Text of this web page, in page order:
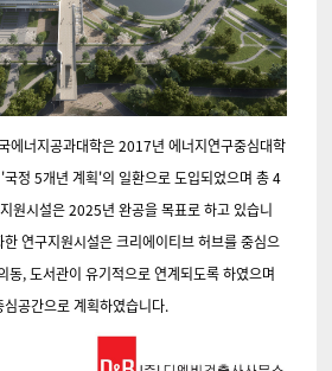
에너지공과대학은 2017년 에너지연구중심대학
정 5개년 계획'의 일환으로 도입되었으며 총 4
원시설은 2025년 완공을 목표로 하고 있습니
연구지원시설은 크리에이티브 허브를 중심으
동, 도서관이 유기적으로 연계되도록 하였으며
공간으로 계획하였습니다.